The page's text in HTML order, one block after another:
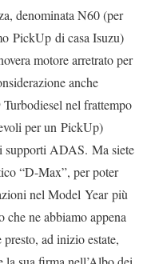
denominata N60 (per
PickUp di casa Isuzu)
motore arretrato per
anche
nel frattempo
per un PickUp)
supporti ADAS. Ma siete
“D-Max”, per poter
nel Model Year più
che ne abbiamo appena
ad inizio estate,